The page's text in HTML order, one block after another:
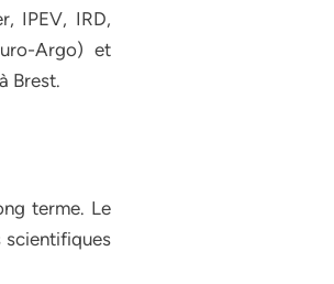
IPEV, IRD,
Argo) et
Brest.
terme. Le
scientifiques